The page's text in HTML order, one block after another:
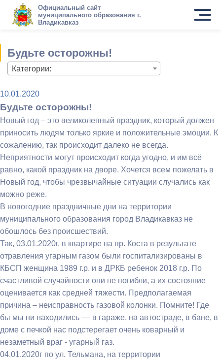
Официальный сайт
муниципального образования г.
Владикавказ
Будьте осторожны!
Категории:
10.01.2020
Будьте осторожны!
Новый год – это великолепный праздник, который должен
приносить людям только яркие и положительные эмоции. К
сожалению, так происходит далеко не всегда.
Неприятности могут происходит когда угодно, и им всё
равно, какой праздник на дворе. Хочется всем пожелать в
Новый год, чтобы чрезвычайные ситуации случались как
можно реже.
В новогодние праздничные дни на территории
муниципального образования город Владикавказ не
обошлось без происшествий.
Так, 03.01.2020г. в квартире на пр. Коста в результате
отравления угарным газом были госпитализированы в
КБСП женщина 1989 г.р. и в ДРКБ ребенок 2018 г.р. По
счастливой случайности они не погибли, а их состояние
оценивается как средней тяжести. Предполагаемая
причина – неисправность газовой колонки. Помните! Где
бы мы ни находились –– в гараже, на автостраде, в бане, в
доме с печкой нас подстерегает очень коварный и
незаметный враг - угарный газ.
04.01.2020г по ул. Тельмана, на территории